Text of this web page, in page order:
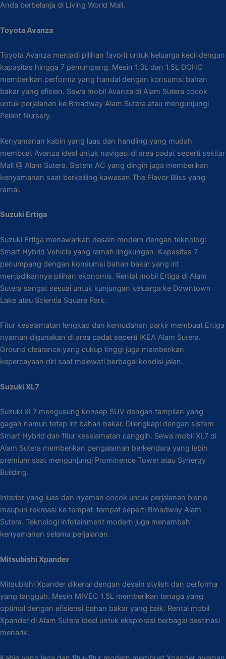
Anda berbelanja di Living World Mall.
Toyota Avanza
Toyota Avanza menjadi pilihan favorit untuk keluarga kecil dengan
kapasitas hingga 7 penumpang. Mesin 1.3L dan 1.5L DOHC
memberikan performa yang handal dengan konsumsi bahan
bakar yang efisien. Sewa mobil Avanza di Alam Sutera cocok
untuk perjalanan ke Broadway Alam Sutera atau mengunjungi
Pelant Nursery.
Kenyamanan kabin yang luas dan handling yang mudah
membuat Avanza ideal untuk navigasi di area padat seperti sekitar
Mall @ Alam Sutera. Sistem AC yang dingin juga memberikan
kenyamanan saat berkeliling kawasan The Flavor Bliss yang
ramai.
Suzuki Ertiga
Suzuki Ertiga menawarkan desain modern dengan teknologi
Smart Hybrid Vehicle yang ramah lingkungan. Kapasitas 7
penumpang dengan konsumsi bahan bakar yang irit
menjadikannya pilihan ekonomis. Rental mobil Ertiga di Alam
Sutera sangat sesuai untuk kunjungan keluarga ke Downtown
Lake atau Scientia Square Park.
Fitur keselamatan lengkap dan kemudahan parkir membuat Ertiga
nyaman digunakan di area padat seperti IKEA Alam Sutera.
Ground clearance yang cukup tinggi juga memberikan
kepercayaan diri saat melewati berbagai kondisi jalan.
Suzuki XL7
Suzuki XL7 mengusung konsep SUV dengan tampilan yang
gagah namun tetap irit bahan bakar. Dilengkapi dengan sistem
Smart Hybrid dan fitur keselamatan canggih. Sewa mobil XL7 di
Alam Sutera memberikan pengalaman berkendara yang lebih
premium saat mengunjungi Prominence Tower atau Synergy
Building.
Interior yang luas dan nyaman cocok untuk perjalanan bisnis
maupun rekreasi ke tempat-tempat seperti Broadway Alam
Sutera. Teknologi infotainment modern juga menambah
kenyamanan selama perjalanan.
Mitsubishi Xpander
Mitsubishi Xpander dikenal dengan desain stylish dan performa
yang tangguh. Mesin MIVEC 1.5L memberikan tenaga yang
optimal dengan efisiensi bahan bakar yang baik. Rental mobil
Xpander di Alam Sutera ideal untuk eksplorasi berbagai destinasi
menarik.